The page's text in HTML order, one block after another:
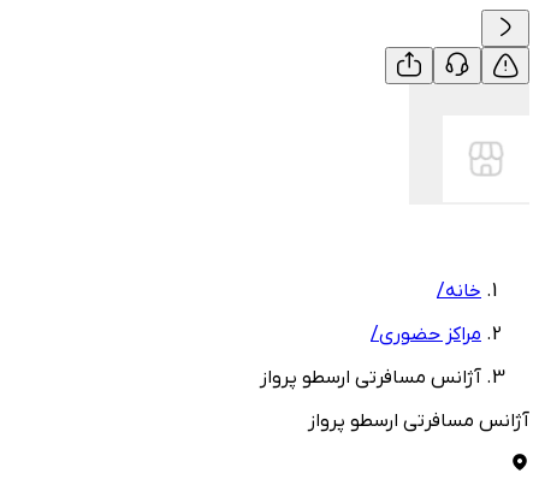
خانه/
مراکز حضوری/
آژانس مسافرتی ارسطو پرواز
آژانس مسافرتی ارسطو پرواز